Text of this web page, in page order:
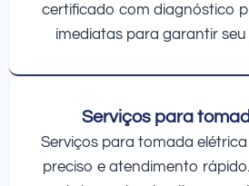
certificado com diagnóstico
imediatas para garantir
Serviços para
Serviços para tomada
preciso e atendimento